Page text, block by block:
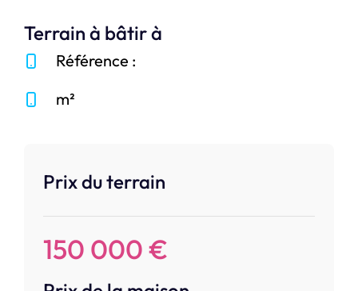
Prix du terrain
150 000 €
Terrain à bâtir à
Référence :
m²